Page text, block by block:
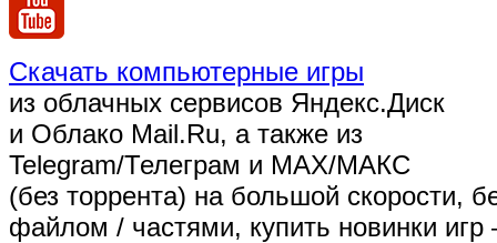
Скачать компьютерные игры
из облачных сервисов Яндекс.Диск
и Облако Mail.Ru, а также из
Telegram/Телеграм и MAX/МАКС
(без торрента) на большой скорости,
файлом / частями, купить новинки